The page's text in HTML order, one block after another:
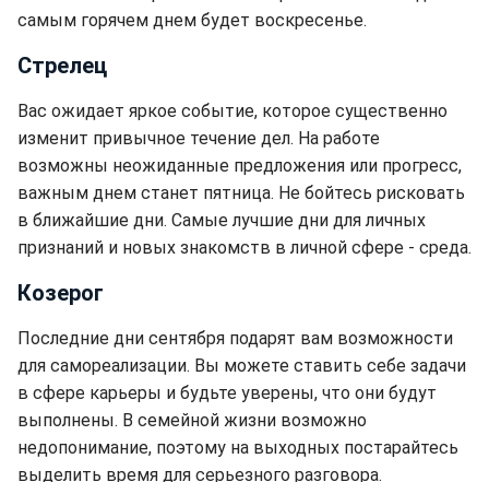
самым горячем днем будет воскресенье.
Стрелец
Вас ожидает яркое событие, которое существенно
изменит привычное течение дел. На работе
возможны неожиданные предложения или прогресс,
важным днем станет пятница. Не бойтесь рисковать
в ближайшие дни. Самые лучшие дни для личных
признаний и новых знакомств в личной сфере - среда.
Козерог
Последние дни сентября подарят вам возможности
для самореализации. Вы можете ставить себе задачи
в сфере карьеры и будьте уверены, что они будут
выполнены. В семейной жизни возможно
недопонимание, поэтому на выходных постарайтесь
выделить время для серьезного разговора.